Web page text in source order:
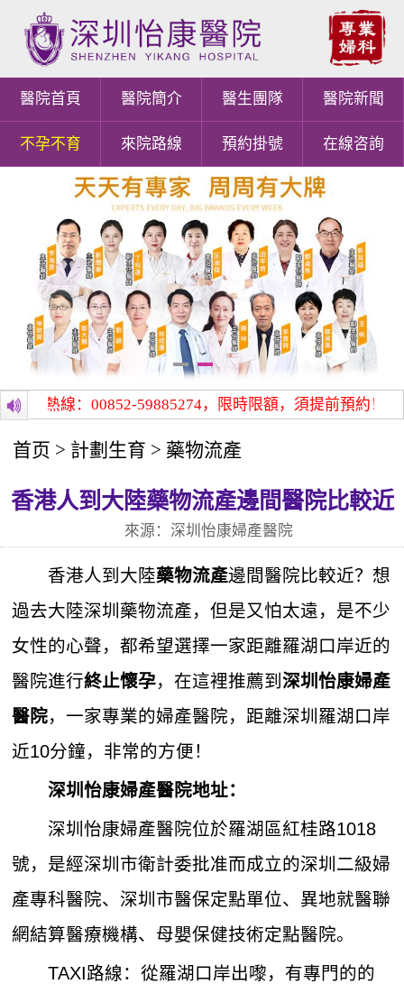
醫院首頁 醫院簡介 醫生團隊 醫院新聞
不孕不育 來院路線 預約掛號 在線咨詢
2
詢熱線：00852-59885274，限時限額，須提前預約！
首页 > 計劃生育 > 藥物流產
香港人到大陸藥物流產邊間醫院比較近
來源：深圳怡康婦產醫院
香港人到大陸藥物流產邊間醫院比較近？想
過去大陸深圳藥物流產，但是又怕太遠，是不少
女性的心聲，都希望選擇一家距離羅湖口岸近的
醫院進行終止懷孕，在這裡推薦到深圳怡康婦產
醫院，一家專業的婦產醫院，距離深圳羅湖口岸
近10分鐘，非常的方便！
深圳怡康婦產醫院地址：
深圳怡康婦產醫院位於羅湖區紅桂路1018
號，是經深圳市衛計委批准而成立的深圳二級婦
產專科醫院、深圳市醫保定點單位、異地就醫聯
網結算醫療機構、母嬰保健技術定點醫院。
TAXI路線：從羅湖口岸出嚟，有專門的的